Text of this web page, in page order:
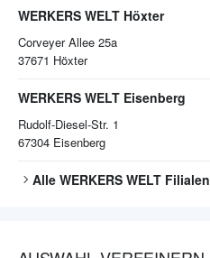
WERKERS WELT Höxter
Corveyer Allee 25a
37671 Höxter
WERKERS WELT Eisenberg
Rudolf-Diesel-Str. 1
67304 Eisenberg
Alle WERKERS WELT Filialen